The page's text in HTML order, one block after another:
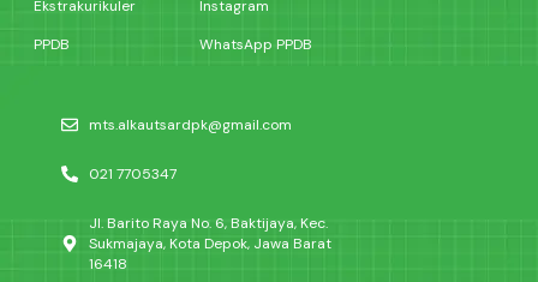
Ekstrakurikuler
PPDB
Instagram
WhatsApp PPDB
mts.alkautsardpk@gmail.com
021 7705347
Jl. Barito Raya No. 6, Baktijaya, Kec.
Sukmajaya, Kota Depok, Jawa Barat
16418